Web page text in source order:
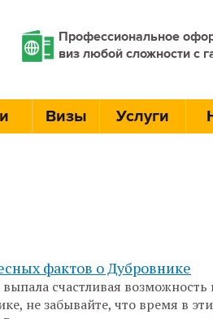
Профессиональное
виз любой сложности с
Визы Услуги
фактов о Дубровнике
счастливая
не забывайте, что время в